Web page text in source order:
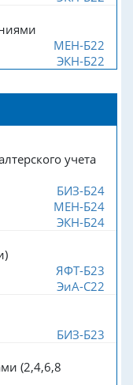
МЕН-Б22
ЭКН-Б22
учета
БИЗ-Б24
МЕН-Б24
ЭКН-Б24
ЯФТ-Б23
ЭиА-С22
БИЗ-Б23
(2,4,6,8